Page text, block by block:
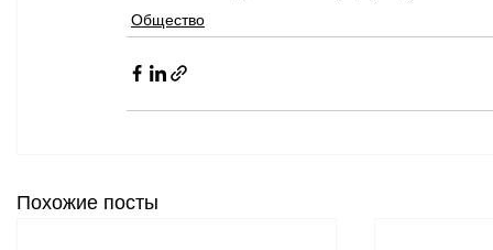
Общество
Похожие посты